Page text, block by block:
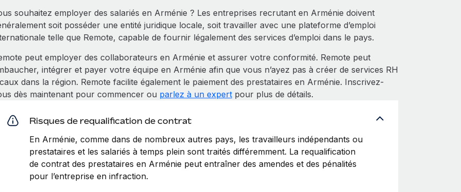
souhaitez employer des salariés en Arménie ? Les entreprises recrutant en Arménie doivent
soit posséder une entité juridique locale, soit travailler avec une plateforme d’emploi
telle que Remote, capable de fournir légalement des services d’emploi dans le pays.
peut employer des collaborateurs en Arménie et assurer votre conformité. Remote peut
intégrer et payer votre équipe en Arménie afin que vous n’ayez pas à créer de services RH
dans la région. Remote facilite également le paiement des prestataires en Arménie. Inscrivez-
dès maintenant pour commencer ou parlez à un expertpour plus de détails.
Risques de requalification de contrat
En Arménie, comme dans de nombreux autres pays, les travailleurs indépendants ou
prestataires et les salariés à temps plein sont traités différemment. La requalification
de contrat des prestataires en Arménie peut entraîner des amendes et des pénalités
pour l’entreprise en infraction.